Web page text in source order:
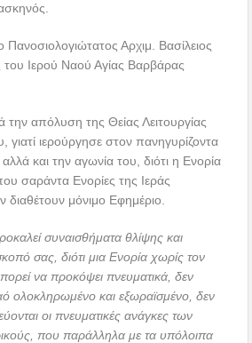
Πανοσιολογιώτατος Αρχιμ. Βασίλειος
του Ιερού Ναού Αγίας Βαρβάρας
απόλυση της Θείας Λειτουργίας
γιατί ιερούργησε στον πανηγυρίζοντα
και την αγωνία του, διότι η Ενορία
σαράντα Ενορίες της Ιεράς
μόνιμο Εφημέριο.
συναισθήματα θλίψης και
σας, διότι μια Ενορία χωρίς τον
να προκόψει πνευματικά, δεν
ολοκληρωμένο και εξωραϊσμένο, δεν
οι πνευματικές ανάγκες των
που παράλληλα με τα υπόλοιπα